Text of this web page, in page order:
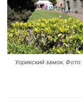
Уорикский замок. Фото: